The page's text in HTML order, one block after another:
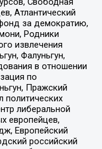
Атлантический
за демократию,
Родники
извлечения
Фалуньгун,
в отношении
по
Пражский
политических
либеральной
европейцев,
Европейский
российский